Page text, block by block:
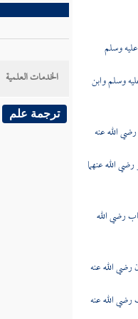
وسلم
وسلم وابن
الله عنه
الله عنهما
رضي الله
رضي الله عنه
الله عنه
الخدمات العلمية
ترجمة علم